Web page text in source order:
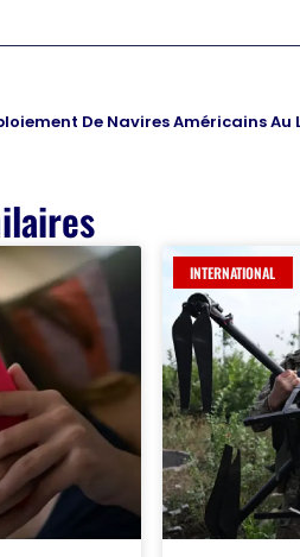
De Navires Américains
INTERNATIONAL